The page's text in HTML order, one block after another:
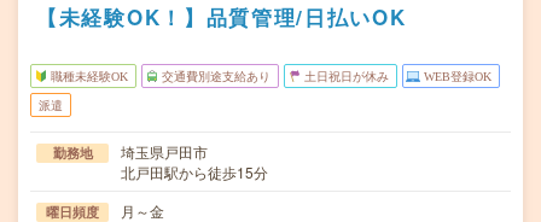
【未経験OK！】品質管理/日払いOK
職種未経験OK 交通費別途支給あり 土日祝日が休み WEB登録OK
派遣
勤務地
埼玉県戸田市
北戸田駅から徒歩15分
曜日頻度 月～金